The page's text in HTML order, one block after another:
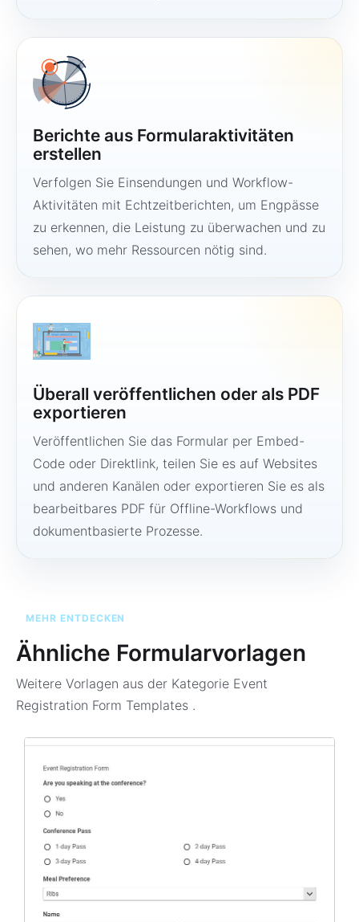
Berichte aus Formularaktivitäten
erstellen
Verfolgen Sie Einsendungen und Workflow-
Aktivitäten mit Echtzeitberichten, um Engpässe
zu erkennen, die Leistung zu überwachen und zu
sehen, wo mehr Ressourcen nötig sind.
Überall veröffentlichen oder als PDF
exportieren
Veröffentlichen Sie das Formular per Embed-
Code oder Direktlink, teilen Sie es auf Websites
und anderen Kanälen oder exportieren Sie es als
bearbeitbares PDF für Offline-Workflows und
dokumentbasierte Prozesse.
MEHR ENTDECKEN
Ähnliche Formularvorlagen
Weitere Vorlagen aus der Kategorie Event
Registration Form Templates .